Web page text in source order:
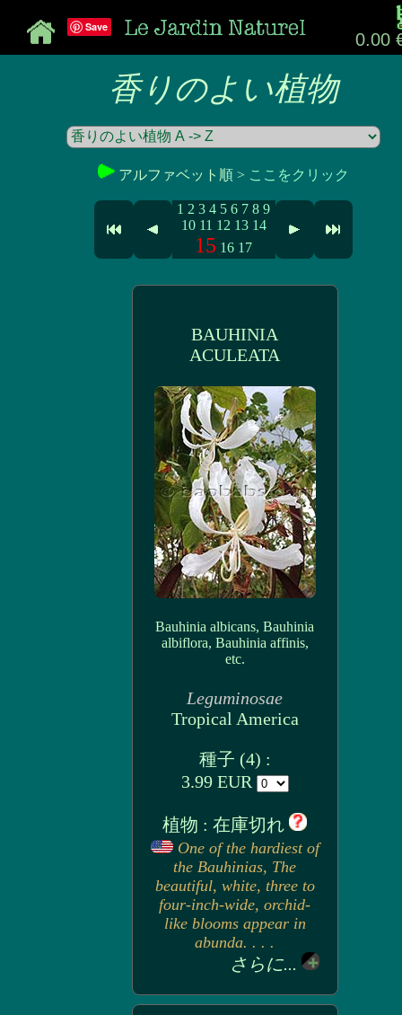
0.00
Save
香りのよい植物
アルファベット順 > ここをクリック
1 2 3 4 5 6 7 8 9
10 11 12 13 14
15 16 17
BAUHINIA
ACULEATA
Bauhinia albicans, Bauhinia
albiflora, Bauhinia affinis,
etc.
Leguminosae
Tropical America
種子 (4) :
3.99 EUR
植物 : 在庫切れ
One of the hardiest of
the Bauhinias, The
beautiful, white, three to
four-inch-wide, orchid-
like blooms appear in
abunda. . . .
さらに...